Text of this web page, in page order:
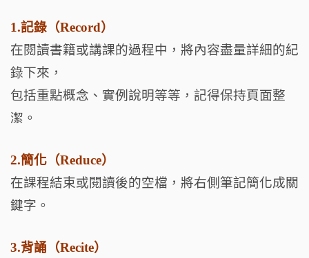
1.記錄（Record）
在閱讀書籍或講課的過程中，將內容盡量詳細的紀
錄下來，
包括重點概念、實例說明等等，記得保持頁面整
潔。
2.簡化（Reduce）
在課程結束或閱讀後的空檔，將右側筆記簡化成關
鍵字。
3.背誦（Recite）